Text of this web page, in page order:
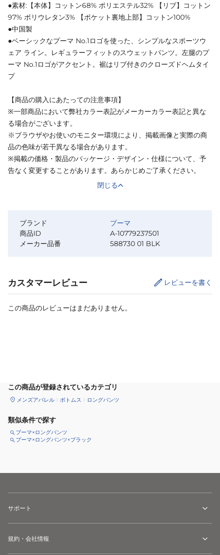
●素材:【本体】コットン68% ポリエステル32% 【リブ】コットン
97% ポリウレタン3% 【ポケット裏地上部】コットン100%
●中国製
●ベーシックなプーマ No.1ロゴを使った、シンプルなスポーツウ
ェア ライン。レギュラーフィットのスウェットパンツ。左腿のプ
ーマ No.1ロゴがアクセント。裾はリブ付きのクローズドヘムタイ
プ
【商品の購入にあたっての注意事項】
※一部商品において弊社カラー表記がメーカーカラー表記と異な
る場合がございます。
※ブラウザやお使いのモニター環境により、掲載画像と実際の商
品の色味が若干異なる場合があります。
※掲載の価格・製品のパッケージ・デザイン・仕様について、予
告なく変更することがあります。あらかじめご了承ください。
閉じる
ブランド
プーマ
商品ID
A-10779237501
メーカー品番
588730 01 BLK
カスタマーレビュー レビューを書く
この商品のレビューはまだありません。
この商品が登録されているカテゴリ
メンズアパレル ボトムス ロングパンツ
類似条件で探す
プーマ×ロングパンツ
プーマ×ロングパンツ×ブラック
サポート
規約・会社情報